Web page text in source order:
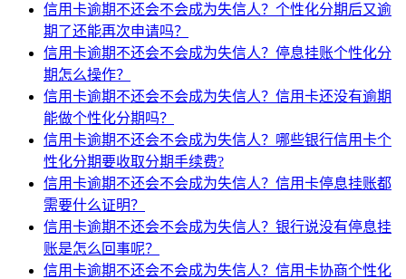
信用卡逾期不还会不会成为失信人？个性化分期后又逾
期了还能再次申请吗？
信用卡逾期不还会不会成为失信人？停息挂账个性化分
期怎么操作？
信用卡逾期不还会不会成为失信人？信用卡还没有逾期
能做个性化分期吗？
信用卡逾期不还会不会成为失信人？哪些银行信用卡个
性化分期要收取分期手续费?
信用卡逾期不还会不会成为失信人？信用卡停息挂账都
需要什么证明？
信用卡逾期不还会不会成为失信人？银行说没有停息挂
账是怎么回事呢？
信用卡逾期不还会不会成为失信人？信用卡协商个性化